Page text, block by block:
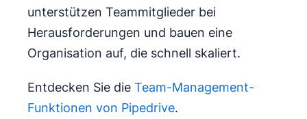
unterstützen Teammitglieder bei
Herausforderungen und bauen eine
Organisation auf, die schnell skaliert.
Entdecken Sie die Team-Management-
Funktionen von Pipedrive.